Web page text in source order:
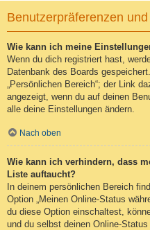
Benutzerpräferenzen
Wie kann ich meine
Wenn du dich registriert hast,
Datenbank des Boards
„Persönlichen Bereich“; der Link
angezeigt, wenn du auf deinen
alle deine Einstellungen ändern.
Nach oben
Wie kann ich verhindern, dass
Liste auftaucht?
In deinem persönlichen Bereich
Option „Meinen Online-Status
du diese Option einschaltest,
und du selbst deinen Online-